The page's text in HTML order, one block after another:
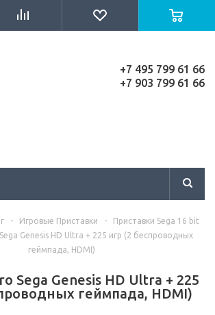
+7 495 799 61 66
+7 903 799 61 66
- Игровые Приставки -
Приставки Sega 16 bit
Genesis HD Ultra + 225 игр (2 беспроводных
геймпада, HDMI)
Sega Genesis HD Ultra + 225
геймпада, HDMI)